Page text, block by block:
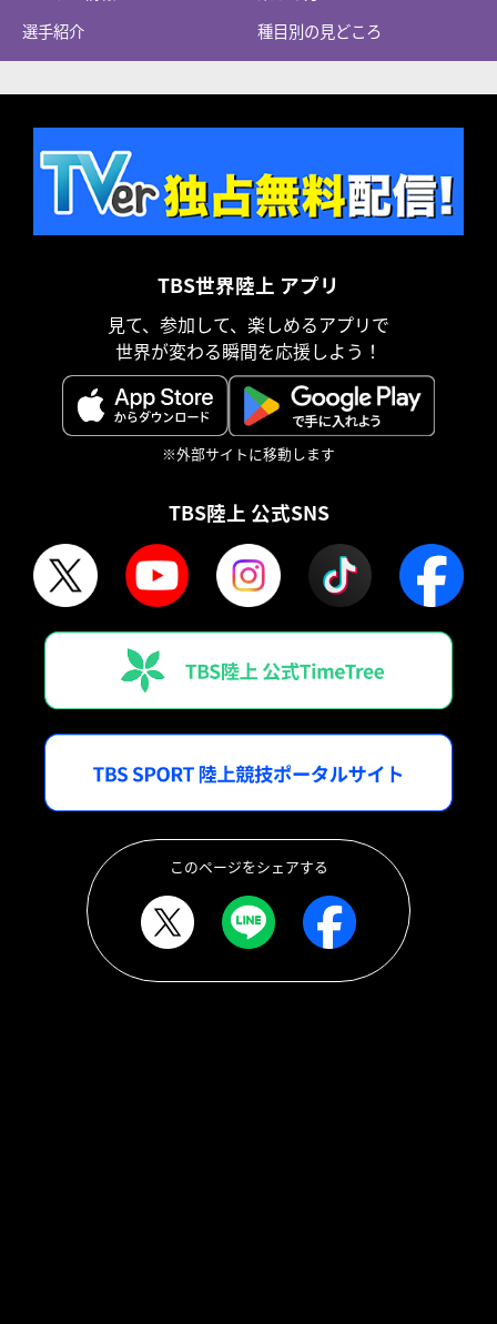
選手紹介
種目別の見どころ
TBS世界陸上 アプリ
見て、参加して、楽しめるアプリで
世界が変わる瞬間を応援しよう！
※外部サイトに移動します
TBS陸上 公式SNS
このページをシェアする